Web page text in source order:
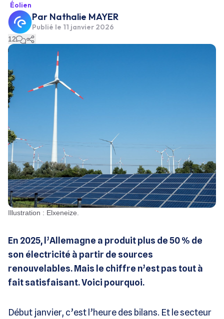
Éolien
Par Nathalie MAYER
Publié le 11 janvier 2026
12
Illustration : Elxeneize.
En 2025, l’Allemagne a produit plus de 50 % de
son électricité à partir de sources
renouvelables. Mais le chiffre n’est pas tout à
fait satisfaisant. Voici pourquoi.
Début janvier, c’est l’heure des bilans. Et le secteur